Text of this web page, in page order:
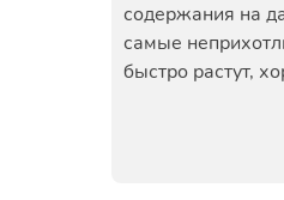
содержания на
самые
быстро растут,